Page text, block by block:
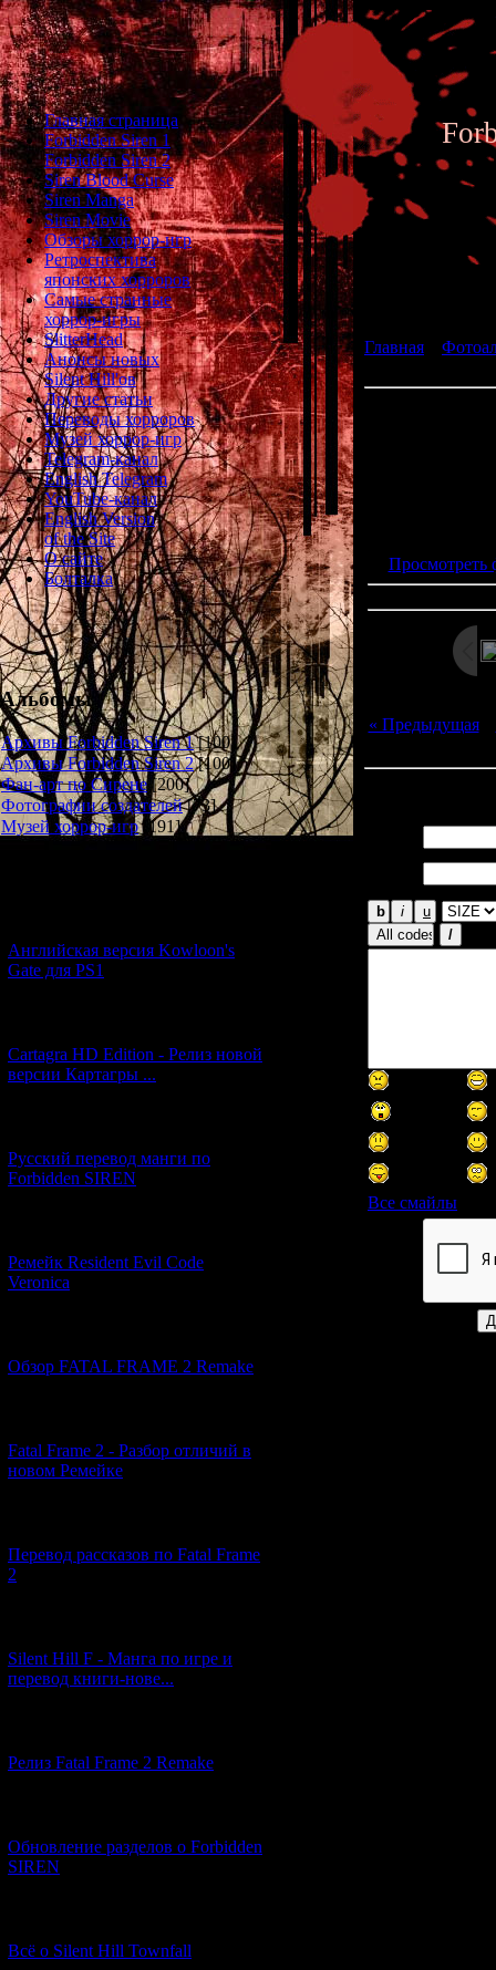
Главная страница
Forbidden Siren 1
Forbidden Siren 2
Siren Blood Curse
Siren Manga
Siren Movie
Обзоры хоррор-игр
Ретроспектива
японских хорроров
Самые странные
хоррор-игры
SlitterHead
Анонсы новых
Silent Hill'ов
Другие статьи
Переводы хорроров
Музей хоррор-игр
Telegram-канал
English Telegram
YouTube-канал
English Version
of the Site
О сайте
Болталка
Альбомы
Архивы Forbidden Siren 1 [100]
Архивы Forbidden Siren 2 [100]
Фан-арт по Сирене [200]
Фотографии создателей [73]
Музей хоррор-игр
[191]
Английская версия Kowloon's
Gate для PS1
Cartagra HD Edition - Релиз новой
версии Картагры ...
Русский перевод манги по
Forbidden SIREN
Ремейк Resident Evil Code
Veronica
Обзор FATAL FRAME 2 Remake
Fatal Frame 2 - Разбор отличий в
новом Ремейке
Перевод рассказов по Fatal Frame
2
Silent Hill F - Манга по игре и
перевод книги-нове...
Релиз Fatal Frame 2 Remake
Обновление разделов о Forbidden
SIREN
Всё о Silent Hill Townfall
Главная
Просмотреть
« Предыдущая|
Все смайлы